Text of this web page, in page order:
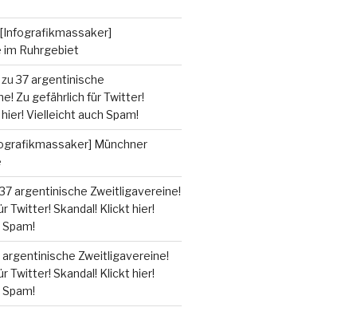
[Infografikmassaker]
im Ruhrgebiet
37 argentinische
Zu gefährlich für Twitter!
Vielleicht auch Spam!
Münchner
argentinische Zweitligavereine!
Twitter! Skandal! Klickt hier!
argentinische Zweitligavereine!
Twitter! Skandal! Klickt hier!